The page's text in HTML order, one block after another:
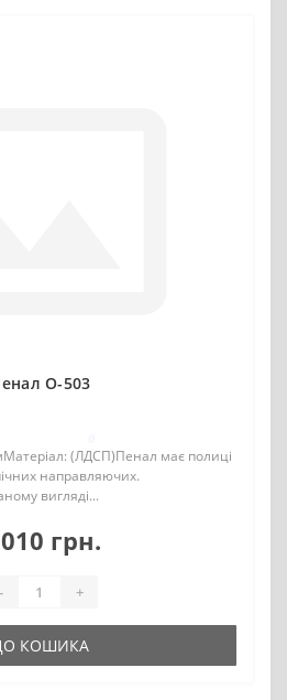
О-503
(ЛДСП)Пенал має полиці
направляючих.
вигляді...
грн.
- +
КОШИКА